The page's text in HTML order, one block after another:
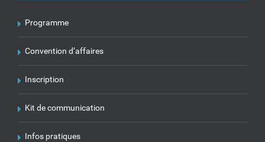
Programme
Convention d’affaires
Inscription
Kit de communication
Infos pratiques